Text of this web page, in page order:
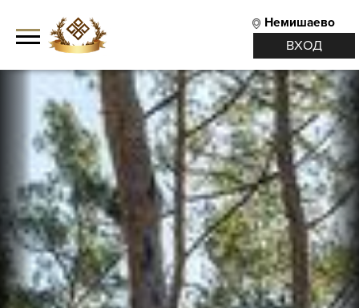
Немишаево
ВХОД